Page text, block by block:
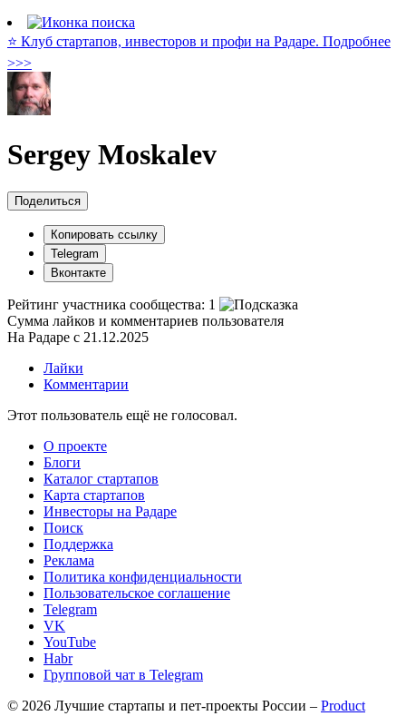
⭐️ Клуб стартапов, инвесторов и профи на Радаре. Подробнее
>>>
Sergey Moskalev
Поделиться
Копировать ссылку
Telegram
Вконтакте
Рейтинг участника сообщества: 1
Сумма лайков и комментариев пользователя
На Радаре с 21.12.2025
Лайки
Комментарии
Этот пользователь ещё не голосовал.
О проекте
Блоги
Каталог стартапов
Карта стартапов
Инвесторы на Радаре
Поиск
Поддержка
Реклама
Политика конфиденциальности
Пользовательское соглашение
Telegram
VK
YouTube
Habr
Групповой чат в Telegram
© 2026 Лучшие стартапы и пет-проекты России – Product